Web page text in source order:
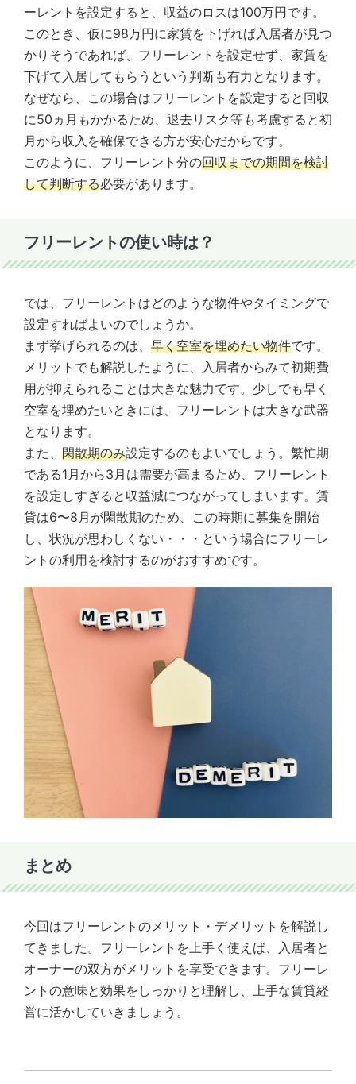
ーレントを設定すると、収益のロスは100万円です。
このとき、仮に98万円に家賃を下げれば入居者が見つ
かりそうであれば、フリーレントを設定せず、家賃を
下げて入居してもらうという判断も有力となります。
なぜなら、この場合はフリーレントを設定すると回収
に50ヵ月もかかるため、退去リスク等も考慮すると初
月から収入を確保できる方が安心だからです。
このように、フリーレント分の回収までの期間を検討
して判断する必要があります。
フリーレントの使い時は？
では、フリーレントはどのような物件やタイミングで
設定すればよいのでしょうか。
まず挙げられるのは、 早く空室を埋めたい物件です。
メリットでも解説したように、入居者からみて初期費
用が抑えられることは大きな魅力です。少しでも早く
空室を埋めたいときには、フリーレントは大きな武器
となります。
また、 閑散期のみ設定するのもよいでしょう。繁忙期
である1月から3月は需要が高まるため、フリーレント
を設定しすぎると収益減につながってしまいます。賃
貸は6〜8月が閑散期のため、この時期に募集を開始
し、状況が思わしくない・・・という場合にフリーレ
ントの利用を検討するのがおすすめです。
まとめ
今回はフリーレントのメリット・デメリットを解説し
てきました。フリーレントを上手く使えば、入居者と
オーナーの双方がメリットを享受できます。フリーレ
ントの意味と効果をしっかりと理解し、上手な賃貸経
営に活かしていきましょう。